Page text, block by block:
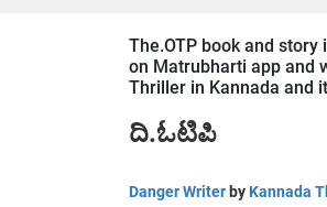
The.OTP book and
on Matrubharti app and
Thriller in Kannada and
ದಿ.ಓಟಿಪಿ
Danger Writer by Kannada